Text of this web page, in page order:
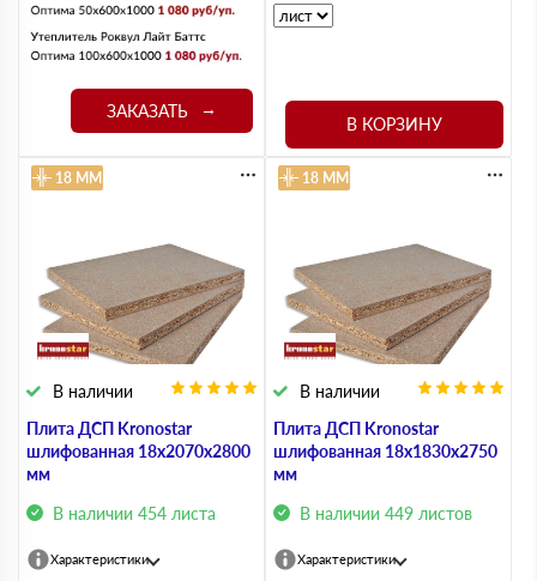
ЗАКАЗАТЬ
В КОРЗИНУ
Плита ДСП Kronostar
шлифованная 18х2070х2800
мм
В наличии 454 листа
В наличии
18 ММ
Характеристики
Плита ДСП Kronostar
шлифованная 18х1830х2750
мм
В наличии 449 листов
В наличии
18 ММ
Характеристики